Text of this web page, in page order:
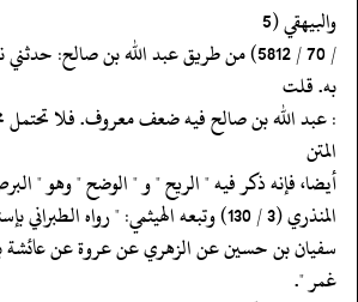
‏‏‏‏والبيهقي (5
‏‏‏‏/ 70 / 5812) من طريق عبد الله بن صالح:
به. قلت
‏‏‏‏: عبد الله بن صالح فيه ضعف معروف. فلا تحتمل
المتن
‏‏‏‏أيضا، فإنه ذكر فيه " الريح " و " الوضح " وهو "
‏‏‏‏المنذري (3 / 130) وتبعه الهيثمي: " رواه الطبراني بإسناد حسن "! الرابع:
‏‏‏‏سفيان بن حسين عن الزهري عن عروة عن عائشة
غمر ".